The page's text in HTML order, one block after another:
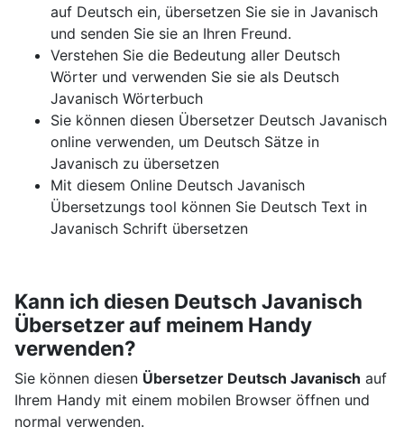
auf Deutsch ein, übersetzen Sie sie in Javanisch
und senden Sie sie an Ihren Freund.
Verstehen Sie die Bedeutung aller Deutsch
Wörter und verwenden Sie sie als Deutsch
Javanisch Wörterbuch
Sie können diesen Übersetzer Deutsch Javanisch
online verwenden, um Deutsch Sätze in
Javanisch zu übersetzen
Mit diesem Online Deutsch Javanisch
Übersetzungs tool können Sie Deutsch Text in
Javanisch Schrift übersetzen
Kann ich diesen Deutsch Javanisch
Übersetzer auf meinem Handy
verwenden?
Sie können diesen Übersetzer Deutsch Javanisch auf
Ihrem Handy mit einem mobilen Browser öffnen und
normal verwenden.